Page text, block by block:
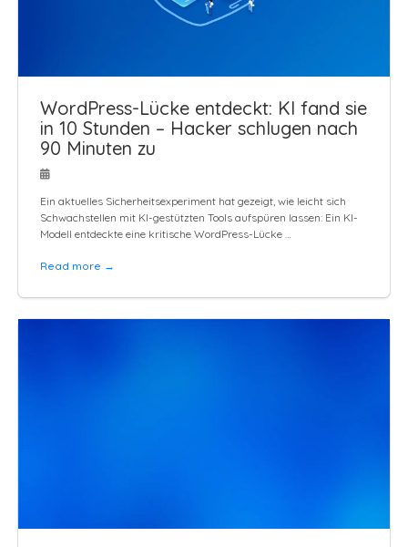
WordPress-Lücke entdeckt: KI fand sie
in 10 Stunden – Hacker schlugen nach
90 Minuten zu
Ein aktuelles Sicherheitsexperiment hat gezeigt, wie leicht sich
Schwachstellen mit KI-gestützten Tools aufspüren lassen: Ein KI-
Modell entdeckte eine kritische WordPress-Lücke …
Read more →